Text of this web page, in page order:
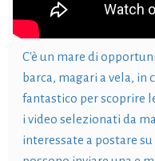
C'è un mare di
barca, magari a vela, in
fantastico per scoprire
i video selezionati da
interessate a postare